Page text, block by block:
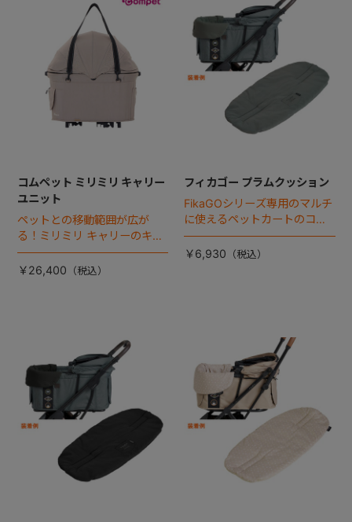
コムペット ミリミリ キャリー
ユニット
ペットとの移動範囲が広が
る！ミリミリ キャリーのキャ
リー部単品が登場！
￥26,400
フィカゴー プラムクッション
FikaGOシリーズ専用のマルチ
に使えるペットカートのコー
ナークッション登場。
￥6,930